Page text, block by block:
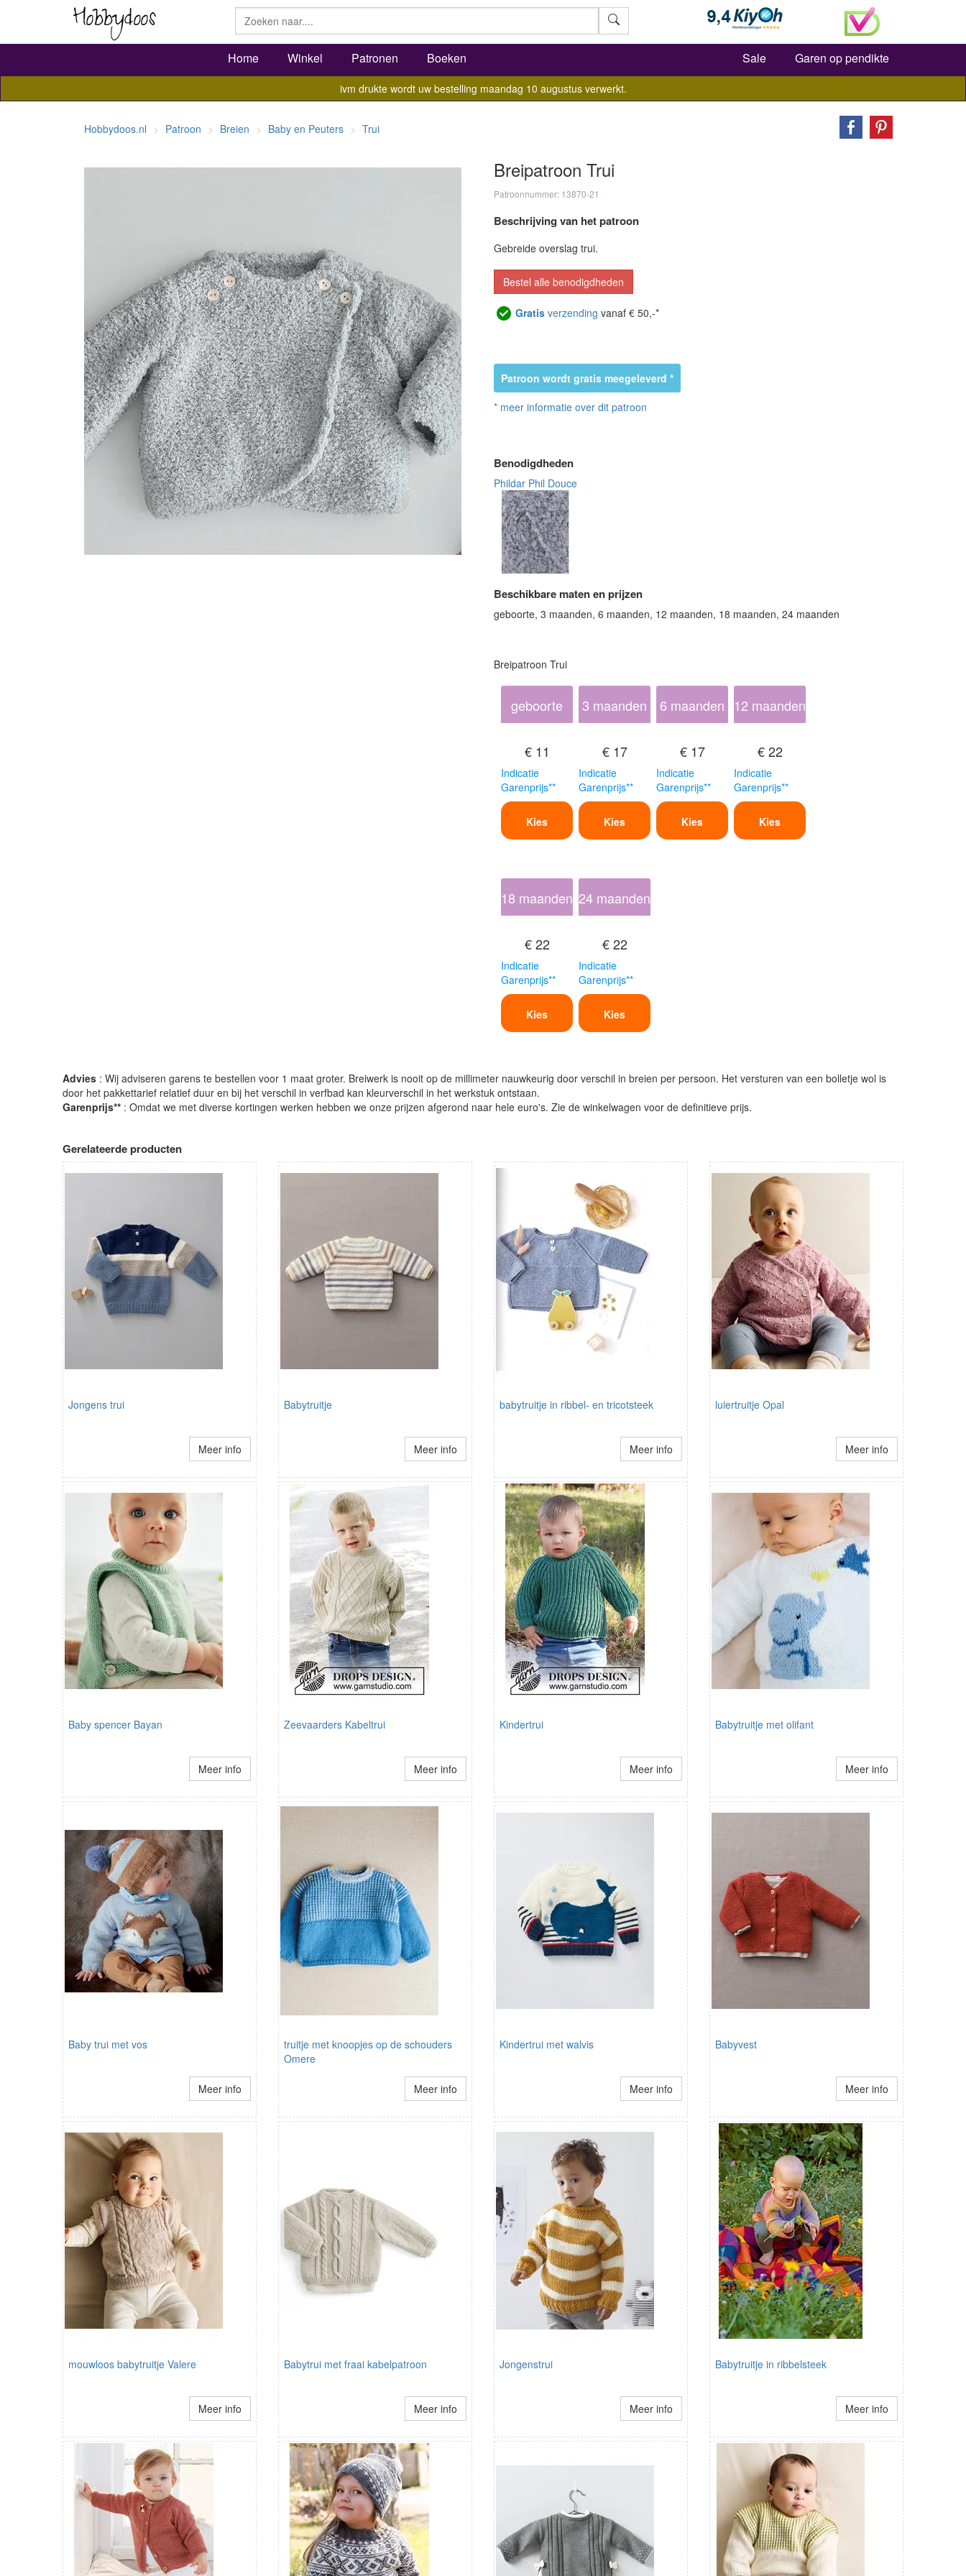
Zoeken
Home Winkel Patronen Boeken Sale Garen op pendikte
ivm drukte wordt uw bestelling maandag 10 augustus verwerkt.
Hobbydoos.nl Patroon Breien Baby en Peuters Trui
Breipatroon Trui
Patroonnummer: 13870-21
Beschrijving van het patroon
Gebreide overslag trui.
Bestel alle benodigdheden
Gratis verzending vanaf € 50,-*
Patroon wordt gratis meegeleverd *
* meer informatie over dit patroon
Benodigdheden
Phildar Phil Douce
Beschikbare maten en prijzen
geboorte, 3 maanden, 6 maanden, 12 maanden, 18 maanden, 24 maanden
Breipatroon Trui
geboorte
€ 11
Indicatie
Garenprijs**
Kies
3 maanden
€ 17
Indicatie
Garenprijs**
Kies
6 maanden
€ 17
Indicatie
Garenprijs**
Kies
12 maanden
€ 22
Indicatie
Garenprijs**
Kies
18 maanden
€ 22
Indicatie
Garenprijs**
Kies
24 maanden
€ 22
Indicatie
Garenprijs**
Kies
Advies : Wij adviseren garens te bestellen voor 1 maat groter. Breiwerk is nooit op de millimeter nauwkeurig door verschil in breien per persoon. Het versturen van een bolletje wol is
door het pakkettarief relatief duur en bij het verschil in verfbad kan kleurverschil in het werkstuk ontstaan.
Garenprijs** : Omdat we met diverse kortingen werken hebben we onze prijzen afgerond naar hele euro's. Zie de winkelwagen voor de definitieve prijs.
Gerelateerde producten
Jongens trui
Meer info
Babytruitje
Meer info
babytruitje in ribbel- en tricotsteek
Meer info
luiertruitje Opal
Meer info
Baby spencer Bayan
Meer info
Zeevaarders Kabeltrui
Meer info
Kindertrui
Meer info
Babytruitje met olifant
Meer info
Baby trui met vos
Meer info
truitje met knoopjes op de schouders
Omere
Meer info
Kindertrui met walvis
Meer info
Babyvest
Meer info
mouwloos babytruitje Valere
Meer info
Babytrui met fraai kabelpatroon
Meer info
Jongenstrui
Meer info
Babytruitje in ribbelsteek
Meer info